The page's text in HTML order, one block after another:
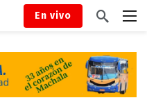
En vivo